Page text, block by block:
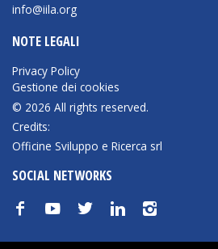
info@iila.org
NOTE LEGALI
Privacy Policy
Gestione dei cookies
© 2026 All rights reserved.
Credits:
Officine Sviluppo e Ricerca srl
SOCIAL NETWORKS
f y t n i